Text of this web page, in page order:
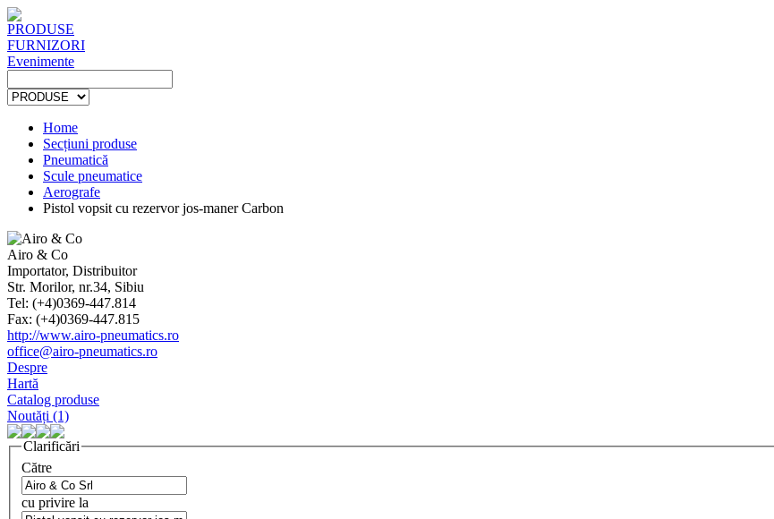
PRODUSE
FURNIZORI
Evenimente
Home
Secțiuni produse
Pneumatică
Scule pneumatice
Aerografe
Pistol vopsit cu rezervor jos-maner Carbon
Airo & Co
Importator, Distribuitor
Str. Morilor, nr.34, Sibiu
Tel: (+4)0369-447.814
Fax: (+4)0369-447.815
http://www.airo-pneumatics.ro
office@airo-pneumatics.ro
Despre
Hartă
Catalog produse
Noutăți (1)
Clarificări
Către
cu privire la